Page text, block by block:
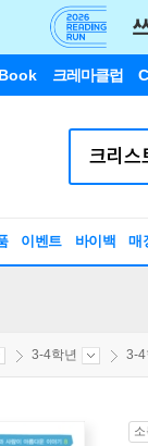
크레마클럽
이벤트 바이백 매
3-4학년 3-4